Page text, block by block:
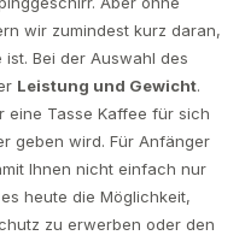
wir zumindest kurz daran,
ist. Bei der Auswahl des
Leistung und Gewicht.
eine Tasse Kaffee für sich
geben wird. Für Anfänger
Ihnen nicht einfach nur
heute die Möglichkeit,
zu erwerben oder den